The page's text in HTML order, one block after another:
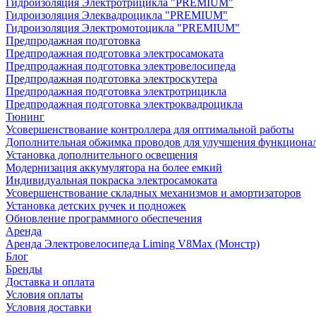
Гидроизоляция Электротрицикла "PREMIUM"
Гидроизоляция Элеквадроцикла "PREMIUM"
Гидроизоляция Электромотоцикла "PREMIUM"
Предпродажная подготовка
Предпродажная подготовка электросамоката
Предпродажная подготовка электровелосипеда
Предпродажная подготовка электроскутера
Предпродажная подготовка электротрицикла
Предпродажная подготовка электроквадроцикла
Тюнинг
Усовершенствование контроллера для оптимальной работы
Дополнительная обжимка проводов для улучшения
Установка дополнительного освещения
Модернизация аккумулятора на более емкий
Индивидуальная покраска электросамоката
Усовершенствование складных механизмов и амортизаторов
Установка детских ручек и подножек
Обновление программного обеспечения
Аренда
Аренда Электровелосипеда Liming V8Max (Монстр)
Блог
Бренды
Доставка и оплата
Условия оплаты
Условия доставки